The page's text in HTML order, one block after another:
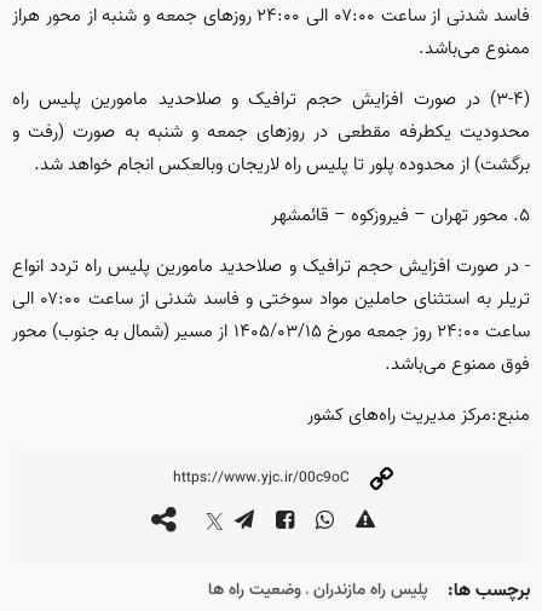
فاسد شدنی از ساعت ۰۷:۰۰ الی ۲۴:۰۰ روز‌های جمعه و شنبه از محور هراز
ممنوع می‌باشد.
(۳-۴) در صورت افزایش حجم ترافیک و صلاحدید مامورین پلیس راه
محدودیت یکطرفه مقطعی در روز‌های جمعه و شنبه به صورت (رفت و
برگشت) از محدوده پلور تا پلیس راه لاریجان وبالعکس انجام خواهد شد.
۵. محور تهران – فیروزکوه – قائمشهر
- در صورت افزایش حجم ترافیک و صلاحدید مامورین پلیس راه تردد انواع
تریلر به استثنای حاملین مواد سوختی و فاسد شدنی از ساعت ۰۷:۰۰ الی
ساعت ۲۴:۰۰ روز جمعه مورخ ۱۴۰۵/۰۳/۱۵ از مسیر (شمال به جنوب) محور
فوق ممنوع می‌باشد.
منبع:مرکز مدیریت راه‌های کشور
برچسب ها: پلیس راه مازندران ، وضعیت راه ها